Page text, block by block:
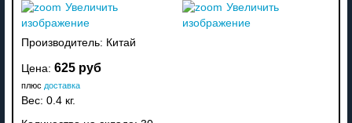
Увеличить
изображение
Увеличить
изображение
Производитель: Китай
Цена: 625 руб
плюс доставка
Вес: 0.4 кг.